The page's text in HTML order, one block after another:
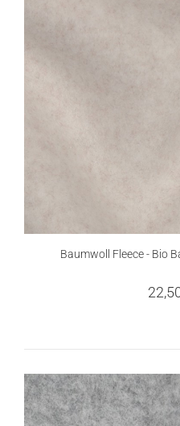
Baumwoll Fleece - Bio